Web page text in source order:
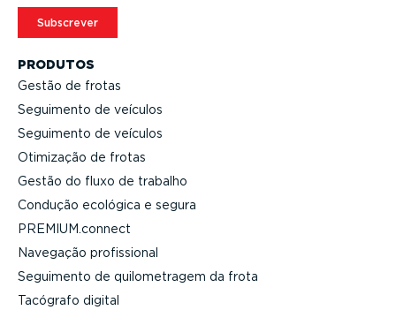
PRODUTOS
Gestão de frotas
Seguimento de veículos
Seguimento de veículos
Otimização de frotas
Gestão do fluxo de trabalho
Condução ecológica e segura
PREMIUM.connect
Navegação profis­sional
Seguimento de quilo­me­tragem da frota
Tacógrafo digital
Subscrever